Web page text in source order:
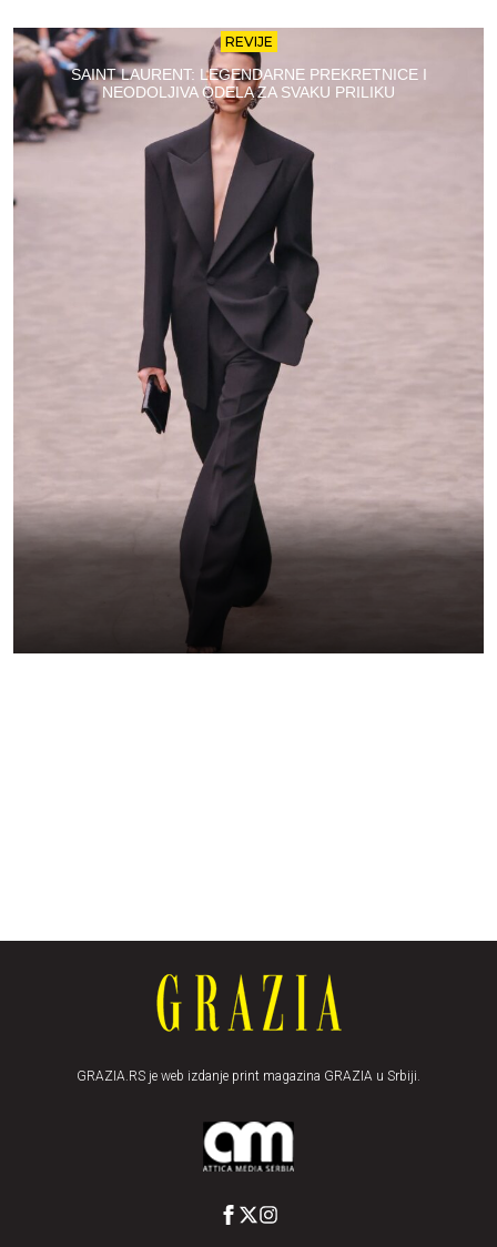
REVIJE
SAINT LAURENT: LEGENDARNE PREKRETNICE I
NEODOLJIVA ODELA ZA SVAKU PRILIKU
GRAZIA.RS je web izdanje print magazina GRAZIA u Srbiji.